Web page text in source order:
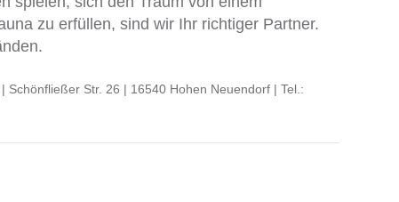
zu erfüllen, sind wir Ihr richtiger Partner.
Schönfließer Str. 26 | 16540 Hohen Neuendorf | Tel.: